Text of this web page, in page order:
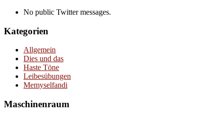
No public Twitter messages.
Kategorien
Allgemein
Dies und das
Haste Töne
Leibesübungen
Memyselfandi
Maschinenraum